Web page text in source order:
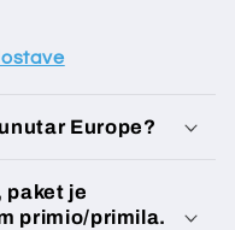
Europe?
paket je
primio/primila.